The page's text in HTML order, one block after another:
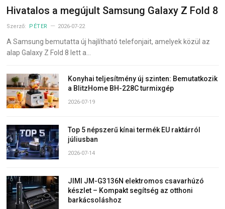
Hivatalos a megújult Samsung Galaxy Z Fold 8
Szerző: PÉTER 2026-07-22
A Samsung bemutatta új hajlítható telefonjait, amelyek közül az
alap Galaxy Z Fold 8 lett a…
Konyhai teljesítmény új szinten: Bemutatkozik
a BlitzHome BH-228C turmixgép
2026-07-19
Top 5 népszerű kínai termék EU raktárról
júliusban
2026-07-14
JIMI JM-G3136N elektromos csavarhúzó
készlet – Kompakt segítség az otthoni
barkácsoláshoz